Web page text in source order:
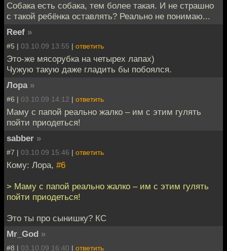
Собака есть собака, тем более такая. И не страшно
с такой ребёнка оставлять? Реально не понимаю...
Reef »
#5 | 03.10.09 13:55 | ответить
Это-же мясорубка на четырех лапах)
Чужую такую даже гладить бы побоялся.
Лора »
#6 | 03.10.09 14:12 | ответить
Маму с папой реально жалко – им с этим гулять
пойти приодеться!
sabber »
#7 | 03.10.09 15:46 | ответить
Кому: Лора, #6
> Маму с папой реально жалко – им с этим гулять
пойти приодеться!
Это ты про сынишку? КС
Mr_God »
#8 | 03.10.09 16:40 | ответить